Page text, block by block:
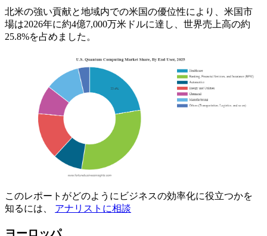
北米の強い貢献と地域内での米国の優位性により、米国市
場は2026年に約4億7,000万米ドルに達し、世界売上高の約
25.8%を占めました。
このレポートがどのようにビジネスの効率化に役立つかを
知るには、 アナリストに相談